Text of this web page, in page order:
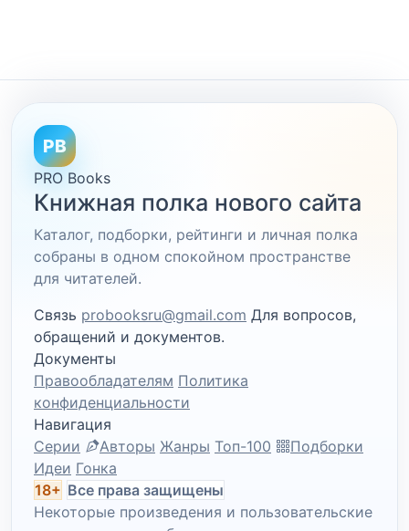
PB
PRO Books
Книжная полка нового сайта
Каталог, подборки, рейтинги и личная полка
собраны в одном спокойном пространстве
для читателей.
Связь probooksru@gmail.com Для вопросов,
обращений и документов.
Документы
Правообладателям Политика
конфиденциальности
Навигация
Серии
Авторы Жанры Топ-100
Подборки
Идеи Гонка
18+ Все права защищены
Некоторые произведения и пользовательские